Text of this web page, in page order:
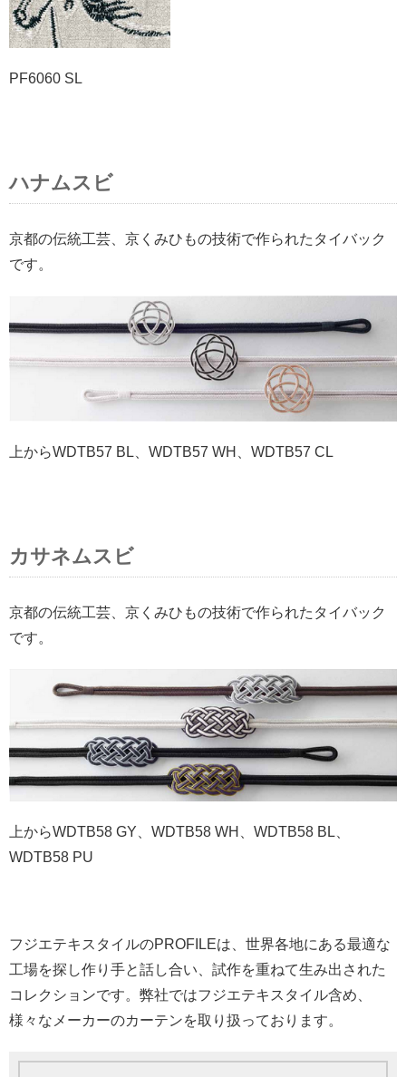
PF6060 SL
ハナムスビ
京都の伝統工芸、京くみひもの技術で作られたタイバック
です。
上からWDTB57 BL、WDTB57 WH、WDTB57 CL
カサネムスビ
京都の伝統工芸、京くみひもの技術で作られたタイバック
です。
上からWDTB58 GY、WDTB58 WH、WDTB58 BL、
WDTB58 PU
フジエテキスタイルのPROFILEは、世界各地にある最適な
工場を探し作り手と話し合い、試作を重ねて生み出された
コレクションです。弊社ではフジエテキスタイル含め、
様々なメーカーのカーテンを取り扱っております。